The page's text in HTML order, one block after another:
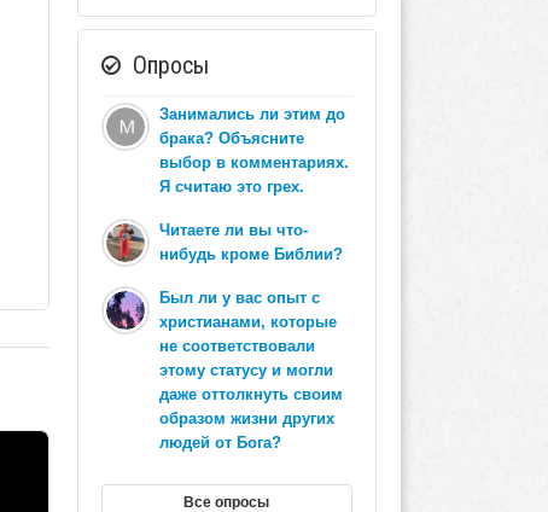
Опросы
Занимались ли этим до
брака? Объясните
выбор в комментариях.
Я считаю это грех.
Читаете ли вы что-
нибудь кроме Библии?
Был ли у вас опыт с
христианами, которые
не соответствовали
этому статусу и могли
даже оттолкнуть своим
образом жизни других
людей от Бога?
Все опросы